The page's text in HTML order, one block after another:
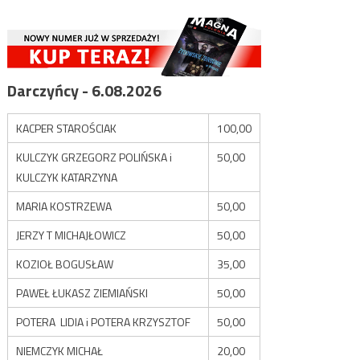
Darczyńcy - 6.08.2026
KACPER STAROŚCIAK
100,00
KULCZYK GRZEGORZ POLIŃSKA i
KULCZYK KATARZYNA
50,00
MARIA KOSTRZEWA
50,00
JERZY T MICHAJŁOWICZ
50,00
KOZIOŁ BOGUSŁAW
35,00
PAWEŁ ŁUKASZ ZIEMIAŃSKI
50,00
POTERA LIDIA i POTERA KRZYSZTOF
50,00
NIEMCZYK MICHAŁ
20,00